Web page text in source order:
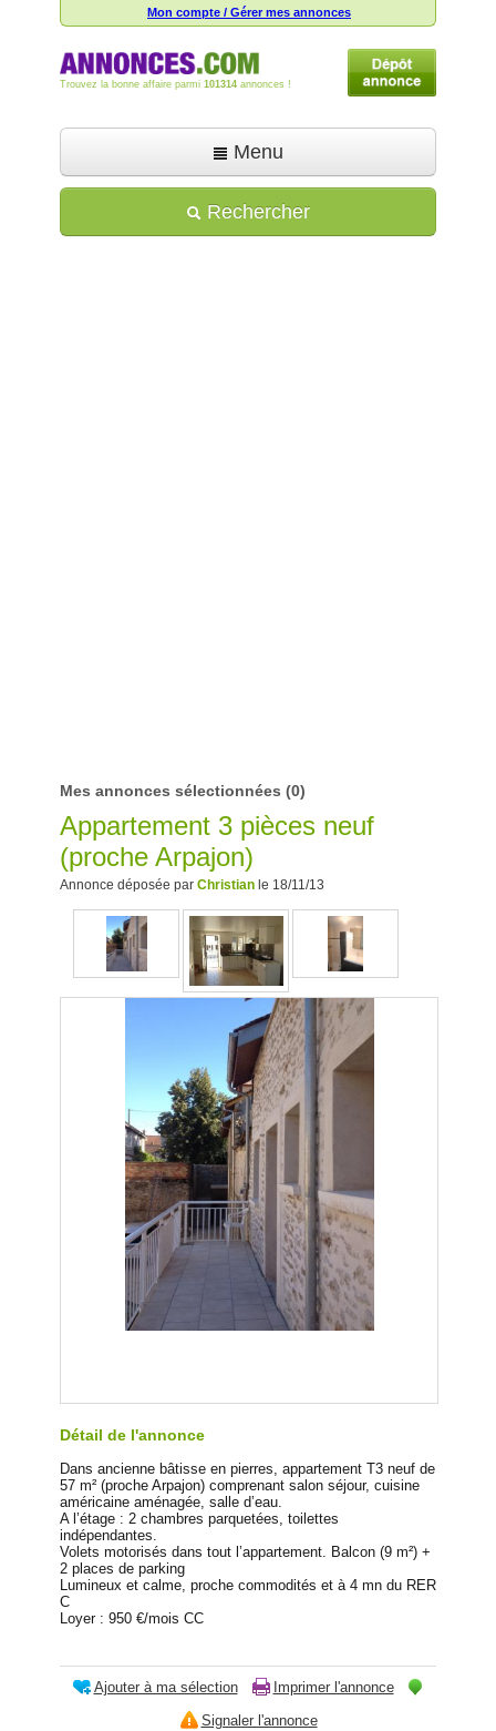
Mon compte / Gérer mes annonces
Trouvez la bonne affaire parmi 101314 annonces !
Menu
Déposer une annonce
Rechercher
Mes annonces sélectionnées (0)
Appartement 3 pièces neuf
(proche Arpajon)
Annonce déposée par Christian le 18/11/13
Détail de l'annonce
Dans ancienne bâtisse en pierres, appartement T3 neuf de
57 m² (proche Arpajon) comprenant salon séjour, cuisine
américaine aménagée, salle d’eau.
A l’étage : 2 chambres parquetées, toilettes
indépendantes.
Volets motorisés dans tout l’appartement. Balcon (9 m²) +
2 places de parking
Lumineux et calme, proche commodités et à 4 mn du RER
C
Loyer : 950 €/mois CC
Ajouter à ma sélection
Imprimer l'annonce
Signaler l'annonce